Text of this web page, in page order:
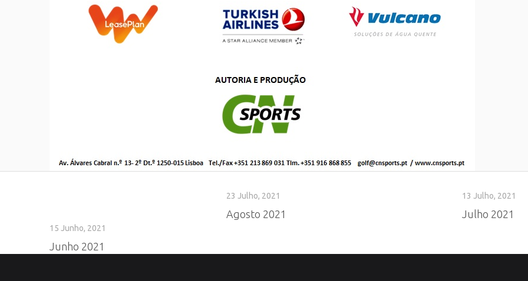
23 Julho, 2021
Agosto 2021
13 Julho, 2021
Julho 2021
15 Junho, 2021
Junho 2021